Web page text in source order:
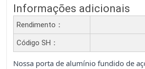
Informações adicionais
Rendimento：
Código SH：
Nossa porta de alumínio fundido de